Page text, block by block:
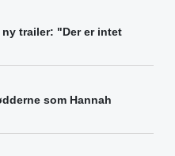
trailer: "Der er intet
som Hannah